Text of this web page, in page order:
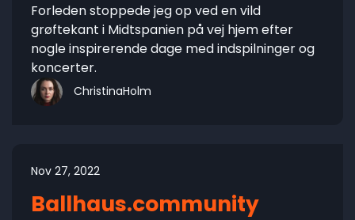
Forleden stoppede jeg op ved en vild
grøftekant i Midtspanien på vej hjem efter
nogle inspirerende dage med indspilninger og
koncerter.
ChristinaHolm
Nov 27, 2022
Ballhaus.community